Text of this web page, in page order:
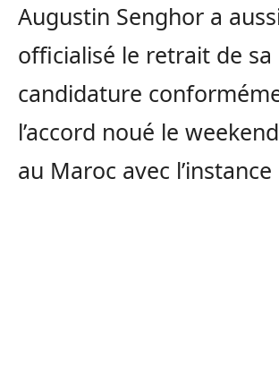
Augustin Senghor a
officialisé le retrait de sa
candidature
l’accord noué le
au Maroc avec